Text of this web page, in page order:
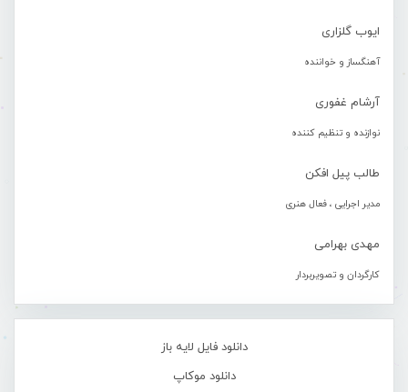
ایوب گلزاری
آهنگساز و خواننده
آرشام غفوری
نوازنده و تنظیم کننده
طالب پیل افکن
مدیر اجرایی ، فعال هنری
مهدی بهرامی
کارگردان و تصویربردار
دانلود فایل لایه باز
دانلود موکاپ